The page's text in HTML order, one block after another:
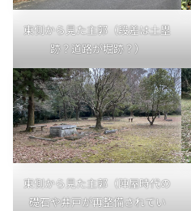
東側から見た主郭（段差は土塁
跡？道路が堀跡？）
東側から見た主郭（陣屋時代の
礎石や井戸が再整備されてい